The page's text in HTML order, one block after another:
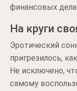
финансовых
На круги
Эротический
пригрезилось,
Не исключено,
самому